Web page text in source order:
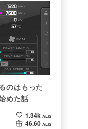
のはもった
めた話
1.34k ALIS
46.60 ALIS